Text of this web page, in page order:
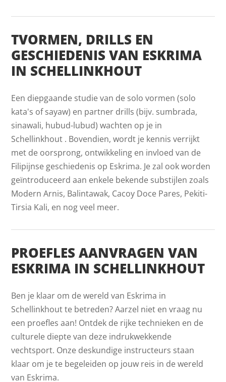
TVORMEN, DRILLS EN
GESCHIEDENIS VAN ESKRIMA
IN SCHELLINKHOUT
Een diepgaande studie van de solo vormen (solo
kata's of sayaw) en partner drills (bijv. sumbrada,
sinawali, hubud-lubud) wachten op je in
Schellinkhout . Bovendien, wordt je kennis verrijkt
met de oorsprong, ontwikkeling en invloed van de
Filipijnse geschiedenis op Eskrima. Je zal ook worden
geïntroduceerd aan enkele bekende substijlen zoals
Modern Arnis, Balintawak, Cacoy Doce Pares, Pekiti-
Tirsia Kali, en nog veel meer.
PROEFLES AANVRAGEN VAN
ESKRIMA IN SCHELLINKHOUT
Ben je klaar om de wereld van Eskrima in
Schellinkhout te betreden? Aarzel niet en vraag nu
een proefles aan! Ontdek de rijke technieken en de
culturele diepte van deze indrukwekkende
vechtsport. Onze deskundige instructeurs staan
klaar om je te begeleiden op jouw reis in de wereld
van Eskrima.